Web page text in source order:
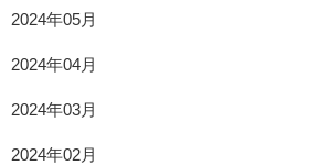
2024年05月
2024年04月
2024年03月
2024年02月